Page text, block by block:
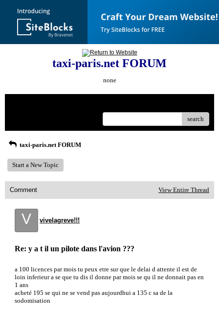
taxi-paris.net FORUM
none
search
taxi-paris.net FORUM
Start a New Topic
Comment View Entire Thread
V vivelagreve!!!
Re: y a t il un pilote dans l'avion ???
a 100 licences par mois tu peux etre sur que le delai d attente il est de
loin inferieur a se que tu dis il donne par mois se qu il ne donnait pas en
1 ans
acheté 195 se qui ne se vend pas aujourdhui a 135 c sa de la
sodomisation